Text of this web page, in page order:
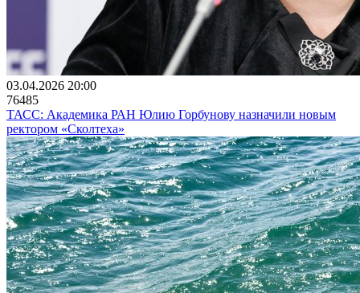
03.04.2026 20:00
76485
ТАСС: Академика РАН Юлию Горбунову назначили новым
ректором «Сколтеха»